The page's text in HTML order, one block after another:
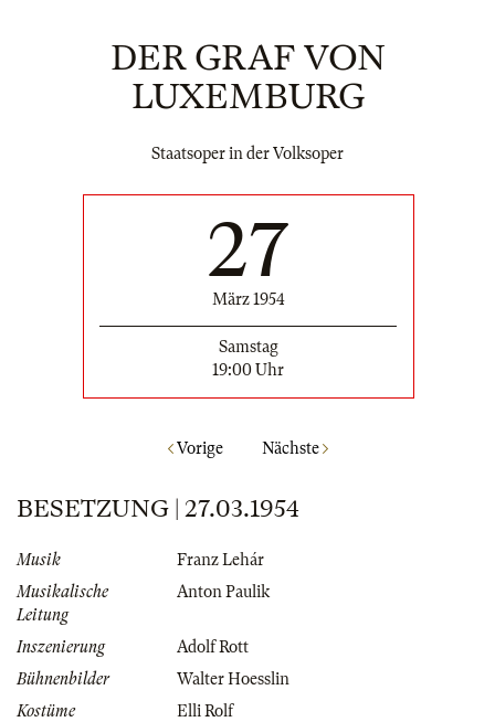
DER GRAF VON
LUXEMBURG
Staatsoper in der Volksoper
27
März 1954
Samstag
19:00 Uhr
Vorige Nächste
BESETZUNG | 27.03.1954
Musik
Franz Lehár
Musikalische
Leitung
Anton Paulik
Inszenierung
Adolf Rott
Bühnenbilder
Walter Hoesslin
Kostüme
Elli Rolf